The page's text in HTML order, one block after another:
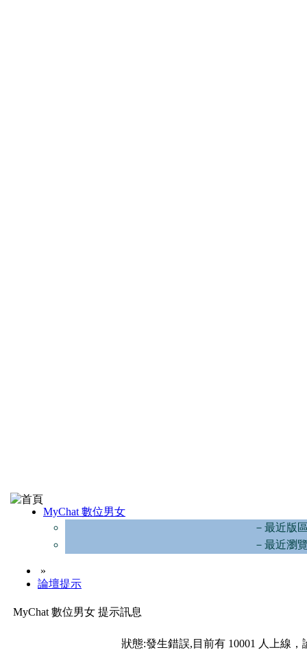
MyChat 數位男女
－最近版
－最近瀏
»
論壇提示
MyChat 數位男女 提示訊息
狀態:發生錯誤,目前有 10001 人上線